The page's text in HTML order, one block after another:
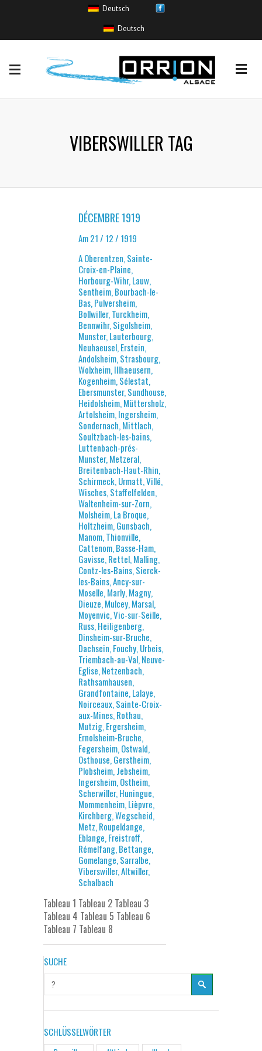
Coulée de boue(0)
Crue sans inondation(6)
Inondation(52)
Deutsch
Deutsch
VIBERSWILLER TAG
DÉCEMBRE 1919
Am 21 / 12 / 1919
A Oberentzen, Sainte-
Croix-en-Plaine,
Horbourg-Wihr, Lauw,
Sentheim, Bourbach-le-
Bas, Pulversheim,
Bollwiller, Turckheim,
Bennwihr, Sigolsheim,
Munster, Lauterbourg,
Neuhaeusel, Erstein,
Andolsheim, Strasbourg,
Wolxheim, Illhaeusern,
Kogenheim, Sélestat,
Ebersmunster, Sundhouse,
Heidolsheim, Müttersholz,
Artolsheim, Ingersheim,
Sondernach, Mittlach,
Soultzbach-les-bains,
Luttenbach-prés-
Munster, Metzeral,
Breitenbach-Haut-Rhin,
Schirmeck, Urmatt, Villé,
Wisches, Staffelfelden,
Waltenheim-sur-Zorn,
Molsheim, La Broque,
Holtzheim, Gunsbach,
Manom, Thionville,
Cattenom, Basse-Ham,
Gavisse, Rettel, Malling,
Contz-les-Bains, Sierck-
les-Bains, Ancy-sur-
Moselle, Marly, Magny,
Dieuze, Mulcey, Marsal,
Moyenvic, Vic-sur-Seille,
Russ, Heiligenberg,
Dinsheim-sur-Bruche,
Dachsein, Fouchy, Urbeis,
Triembach-au-Val, Neuve-
Eglise, Netzenbach,
Rathsamhausen,
Grandfontaine, Lalaye,
Noirceaux, Sainte-Croix-
aux-Mines, Rothau,
Mutzig, Ergersheim,
Ernolsheim-Bruche,
Fegersheim, Ostwald,
Osthouse, Gerstheim,
Plobsheim, Jebsheim,
Ingersheim, Ostheim,
Scherwiller, Huningue,
Mommenheim, Lièpvre,
Kirchberg, Wegscheid,
Metz, Roupeldange,
Eblange, Freistroff,
Rémelfang, Bettange,
Gomelange, Sarralbe,
Viberswiller, Altwiller,
Schalbach
Tableau 1 Tableau 2 Tableau 3
Tableau 4 Tableau 5 Tableau 6
Tableau 7 Tableau 8
SUCHE
SCHLÜSSELWÖRTER